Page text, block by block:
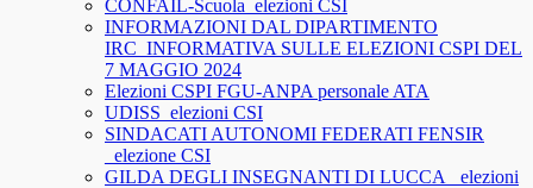
CONFAIL-Scuola_elezioni CSI
INFORMAZIONI DAL DIPARTIMENTO
IRC_INFORMATIVA SULLE ELEZIONI CSPI DEL
7 MAGGIO 2024
Elezioni CSPI FGU-ANPA personale ATA
UDISS_elezioni CSI
SINDACATI AUTONOMI FEDERATI FENSIR
_elezione CSI
GILDA DEGLI INSEGNANTI DI LUCCA_ elezioni